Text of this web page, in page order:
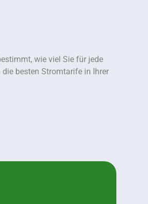
wie viel Sie für jede
besten Stromtarife in Ihrer